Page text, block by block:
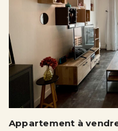
Appartement à